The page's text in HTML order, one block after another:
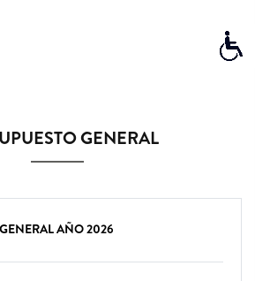
GENERAL
AÑO 2026